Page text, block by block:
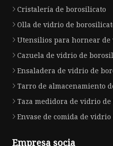
Cristalería de borosilicato
Olla de vidrio de
Utensilios para hornear
Cazuela de vidrio de
Ensaladera de vidrio de
Tarro de almacenamiento
Taza medidora de vidrio
Envase de comida de
Empresa socia